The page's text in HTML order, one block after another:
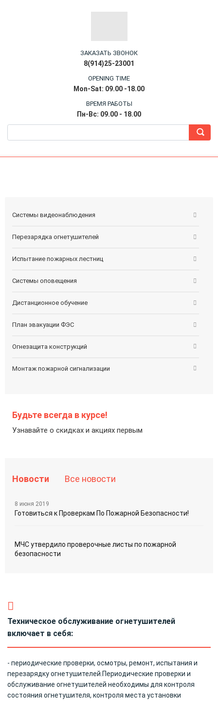
ЗАКАЗАТЬ ЗВОНОК
8(914)25-23001
OPENING TIME
Mon-Sat: 09.00 -18.00
ВРЕМЯ РАБОТЫ
Пн-Вс: 09.00 - 18.00
Системы видеонаблюдения
Перезарядка огнетушителей
Испытание пожарных лестниц
Системы оповещения
Дистанционное обучение
План эвакуации ФЭС
Огнезащита конструкций
Монтаж пожарной сигнализации
Будьте всегда в курсе!
Узнавайте о скидках и акциях первым
Новости Все новости
8 июня 2019
Готовиться к Проверкам По Пожарной Безопасности!
МЧС утвердило проверочные листы по пожарной
безопасности
Техническое обслуживание огнетушителей
включает в себя:
- периодические проверки, осмотры, ремонт, испытания и
перезарядку огнетушителей.Периодические проверки и
обслуживание огнетушителей необходимы для контроля
состояния огнетушителя, контроля места установки